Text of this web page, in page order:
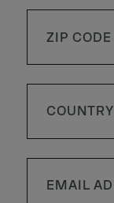
COUNTRY